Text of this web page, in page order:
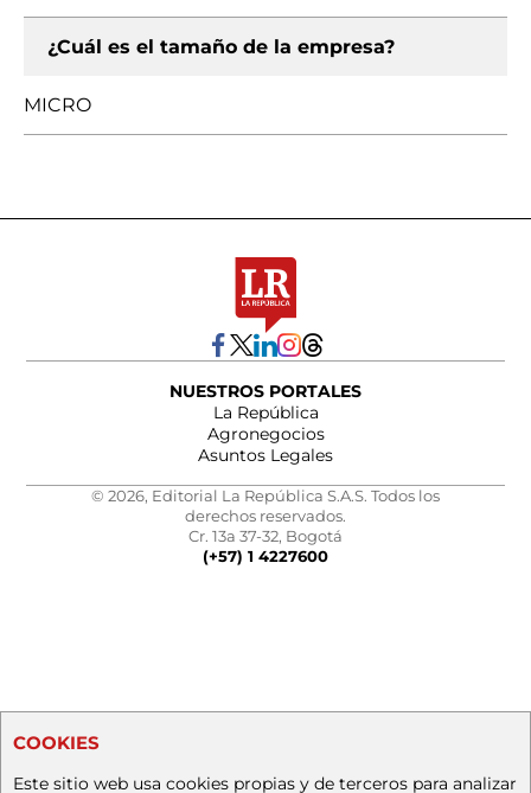
¿Cuál es el tamaño de la empresa?
MICRO
NUESTROS PORTALES
La República
Agronegocios
Asuntos Legales
© 2026, Editorial La República S.A.S. Todos los
derechos reservados.
Cr. 13a 37-32, Bogotá
(+57) 1 4227600
COOKIES
Este sitio web usa cookies propias y de terceros para analizar